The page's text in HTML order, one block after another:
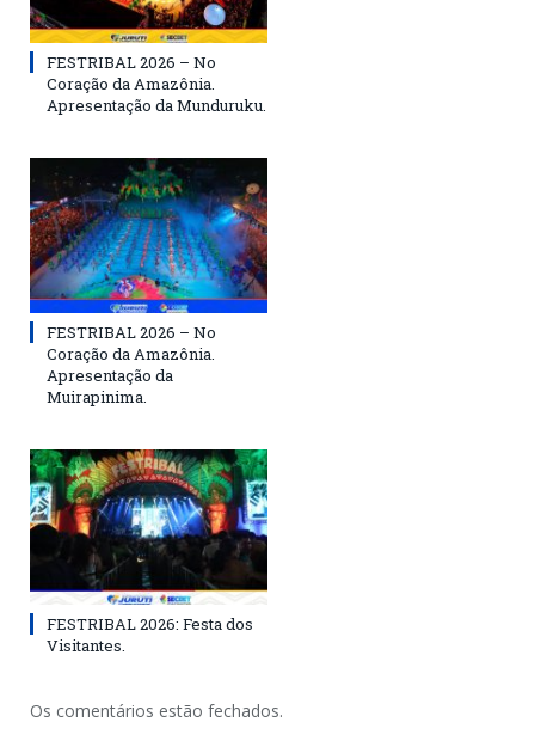
FESTRIBAL 2026 – No
Coração da Amazônia.
Apresentação da Munduruku.
FESTRIBAL 2026 – No
Coração da Amazônia.
Apresentação da
Muirapinima.
FESTRIBAL 2026: Festa dos
Visitantes.
Os comentários estão fechados.